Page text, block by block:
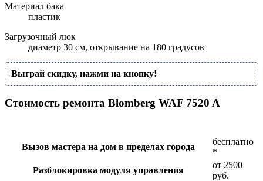
Материал бака
пластик
Загрузочный люк
диаметр 30 см, открывание на 180 градусов
Выграй скидку, нажми на кнопку!
Стоимость ремонта Blomberg WAF 7520 A
Вызов мастера на дом в пределах города
бесплатно
*
Разблокировка модуля управления
от 2500
руб.